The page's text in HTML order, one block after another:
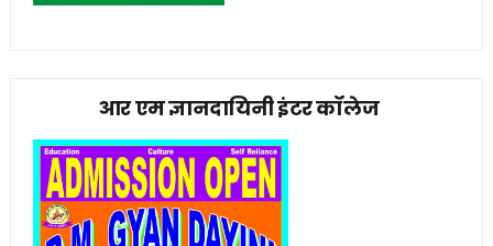
आर एम ज्ञानदायिनी इंटर कॉलेज